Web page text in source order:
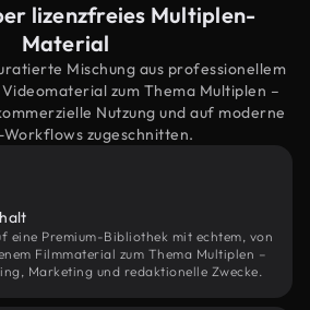
lizenzfreies Multiplen-
Material
Mischung aus professionellem
zum Thema Multiplen –
Nutzung und auf moderne
zugeschnitten.
eine Premium-Bibliothek mit echtem, von
Filmmaterial zum Thema Multiplen –
Marketing und redaktionelle Zwecke.